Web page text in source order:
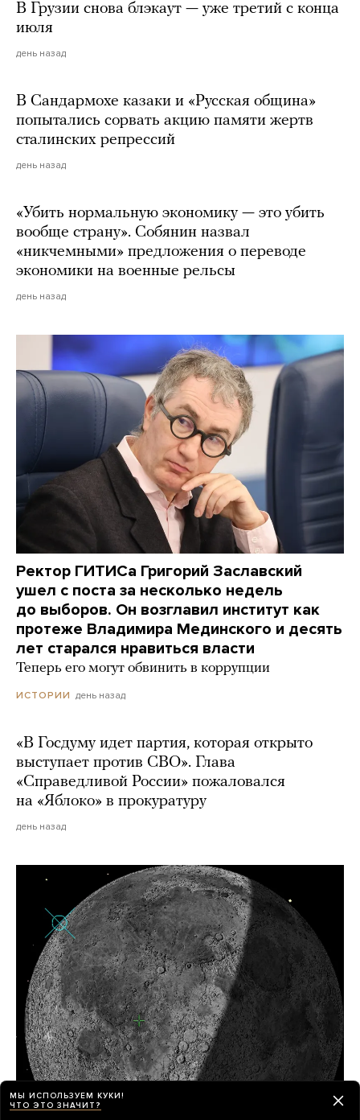
В Грузии снова блэкаут — уже третий с конца
июля
день назад
В Сандармохе казаки и «Русская община»
попытались сорвать акцию памяти жертв
сталинских репрессий
день назад
«Убить нормальную экономику — это убить
вообще страну». Собянин назвал
«никчемными» предложения о переводе
экономики на военные рельсы
день назад
Ректор ГИТИСа Григорий Заславский
ушел с поста за несколько недель
до выборов. Он возглавил институт как
протеже Владимира Мединского и десять
лет старался нравиться власти
Теперь его могут обвинить в коррупции
ИСТОРИИ день назад
«В Госдуму идет партия, которая открыто
выступает против СВО». Глава
«Справедливой России» пожаловался
на «Яблоко» в прокуратуру
день назад
Часть ракеты SpaceX (размером
МЫ ИСПОЛЬЗУЕМ КУКИ!
ЧТО ЭТО ЗНАЧИТ?